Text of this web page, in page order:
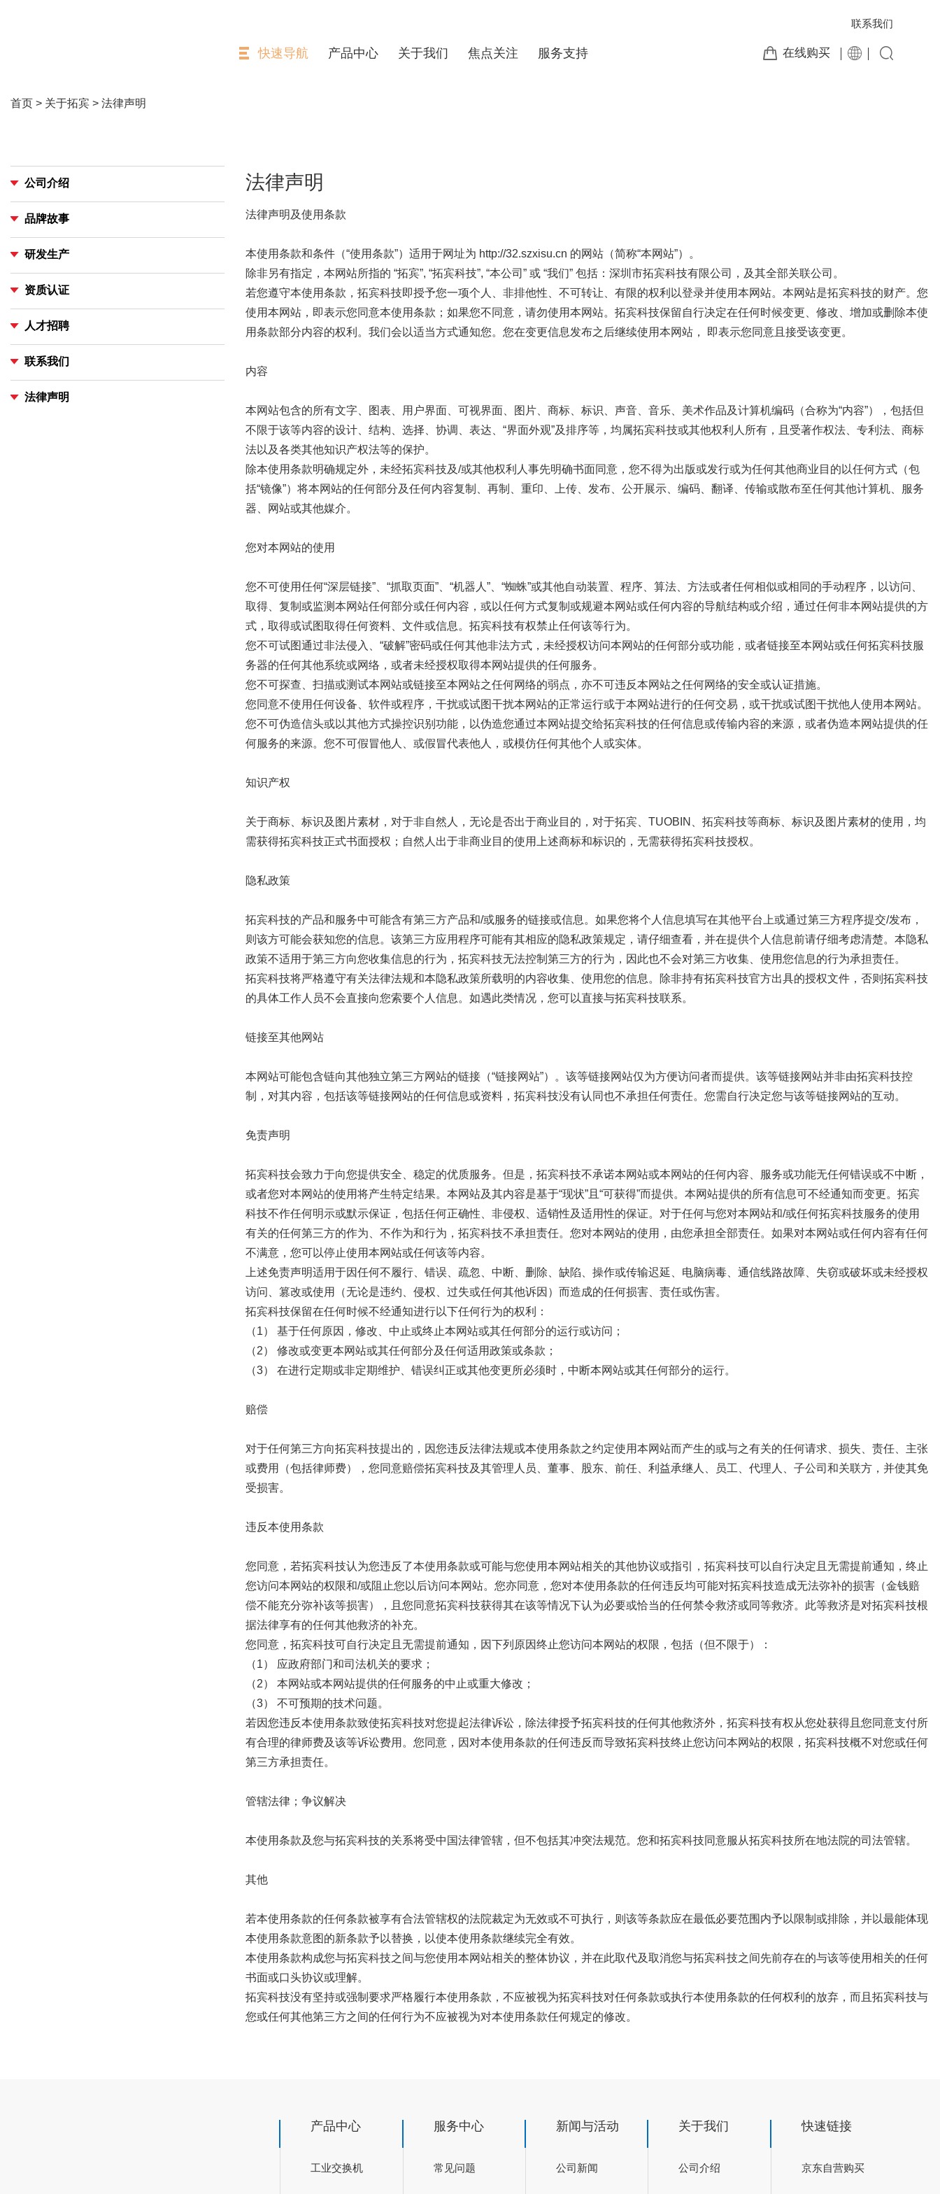
联系我们
快速导航 产品中心 关于我们 焦点关注 服务支持 在线购买
首页 > 关于拓宾 > 法律声明
公司介绍
品牌故事
研发生产
资质认证
人才招聘
联系我们
法律声明
法律声明
法律声明及使用条款
本使用条款和条件（“使用条款”）适用于网址为 http://32.szxisu.cn 的网站（简称“本网站”）。
除非另有指定，本网站所指的 “拓宾”, “拓宾科技”, “本公司” 或 “我们” 包括：深圳市拓宾科技有限公司，及其全部关联公司。
若您遵守本使用条款，拓宾科技即授予您一项个人、非排他性、不可转让、有限的权利以登录并使用本网站。本网站是拓宾科技的财产。您
使用本网站，即表示您同意本使用条款；如果您不同意，请勿使用本网站。拓宾科技保留自行决定在任何时候变更、修改、增加或删除本使
用条款部分内容的权利。我们会以适当方式通知您。您在变更信息发布之后继续使用本网站， 即表示您同意且接受该变更。
内容
本网站包含的所有文字、图表、用户界面、可视界面、图片、商标、标识、声音、音乐、美术作品及计算机编码（合称为“内容”），包括但
不限于该等内容的设计、结构、选择、协调、表达、“界面外观”及排序等，均属拓宾科技或其他权利人所有，且受著作权法、专利法、商标
法以及各类其他知识产权法等的保护。
除本使用条款明确规定外，未经拓宾科技及/或其他权利人事先明确书面同意，您不得为出版或发行或为任何其他商业目的以任何方式（包
括“镜像”）将本网站的任何部分及任何内容复制、再制、重印、上传、发布、公开展示、编码、翻译、传输或散布至任何其他计算机、服务
器、网站或其他媒介。
您对本网站的使用
您不可使用任何“深层链接”、“抓取页面”、“机器人”、“蜘蛛”或其他自动装置、程序、算法、方法或者任何相似或相同的手动程序，以访问、
取得、复制或监测本网站任何部分或任何内容，或以任何方式复制或规避本网站或任何内容的导航结构或介绍，通过任何非本网站提供的方
式，取得或试图取得任何资料、文件或信息。拓宾科技有权禁止任何该等行为。
您不可试图通过非法侵入、“破解”密码或任何其他非法方式，未经授权访问本网站的任何部分或功能，或者链接至本网站或任何拓宾科技服
务器的任何其他系统或网络，或者未经授权取得本网站提供的任何服务。
您不可探查、扫描或测试本网站或链接至本网站之任何网络的弱点，亦不可违反本网站之任何网络的安全或认证措施。
您同意不使用任何设备、软件或程序，干扰或试图干扰本网站的正常运行或于本网站进行的任何交易，或干扰或试图干扰他人使用本网站。
您不可伪造信头或以其他方式操控识别功能，以伪造您通过本网站提交给拓宾科技的任何信息或传输内容的来源，或者伪造本网站提供的任
何服务的来源。您不可假冒他人、或假冒代表他人，或模仿任何其他个人或实体。
知识产权
关于商标、标识及图片素材，对于非自然人，无论是否出于商业目的，对于拓宾、TUOBIN、拓宾科技等商标、标识及图片素材的使用，均
需获得拓宾科技正式书面授权；自然人出于非商业目的使用上述商标和标识的，无需获得拓宾科技授权。
隐私政策
拓宾科技的产品和服务中可能含有第三方产品和/或服务的链接或信息。如果您将个人信息填写在其他平台上或通过第三方程序提交/发布，
则该方可能会获知您的信息。该第三方应用程序可能有其相应的隐私政策规定，请仔细查看，并在提供个人信息前请仔细考虑清楚。本隐私
政策不适用于第三方向您收集信息的行为，拓宾科技无法控制第三方的行为，因此也不会对第三方收集、使用您信息的行为承担责任。
拓宾科技将严格遵守有关法律法规和本隐私政策所载明的内容收集、使用您的信息。除非持有拓宾科技官方出具的授权文件，否则拓宾科技
的具体工作人员不会直接向您索要个人信息。如遇此类情况，您可以直接与拓宾科技联系。
链接至其他网站
本网站可能包含链向其他独立第三方网站的链接（“链接网站”）。该等链接网站仅为方便访问者而提供。该等链接网站并非由拓宾科技控
制，对其内容，包括该等链接网站的任何信息或资料，拓宾科技没有认同也不承担任何责任。您需自行决定您与该等链接网站的互动。
免责声明
拓宾科技会致力于向您提供安全、稳定的优质服务。但是，拓宾科技不承诺本网站或本网站的任何内容、服务或功能无任何错误或不中断，
或者您对本网站的使用将产生特定结果。本网站及其内容是基于“现状”且“可获得”而提供。本网站提供的所有信息可不经通知而变更。拓宾
科技不作任何明示或默示保证，包括任何正确性、非侵权、适销性及适用性的保证。对于任何与您对本网站和/或任何拓宾科技服务的使用
有关的任何第三方的作为、不作为和行为，拓宾科技不承担责任。您对本网站的使用，由您承担全部责任。如果对本网站或任何内容有任何
不满意，您可以停止使用本网站或任何该等内容。
上述免责声明适用于因任何不履行、错误、疏忽、中断、删除、缺陷、操作或传输迟延、电脑病毒、通信线路故障、失窃或破坏或未经授权
访问、篡改或使用（无论是违约、侵权、过失或任何其他诉因）而造成的任何损害、责任或伤害。
拓宾科技保留在任何时候不经通知进行以下任何行为的权利：
（1） 基于任何原因，修改、中止或终止本网站或其任何部分的运行或访问；
（2） 修改或变更本网站或其任何部分及任何适用政策或条款；
（3） 在进行定期或非定期维护、错误纠正或其他变更所必须时，中断本网站或其任何部分的运行。
赔偿
对于任何第三方向拓宾科技提出的，因您违反法律法规或本使用条款之约定使用本网站而产生的或与之有关的任何请求、损失、责任、主张
或费用（包括律师费），您同意赔偿拓宾科技及其管理人员、董事、股东、前任、利益承继人、员工、代理人、子公司和关联方，并使其免
受损害。
违反本使用条款
您同意，若拓宾科技认为您违反了本使用条款或可能与您使用本网站相关的其他协议或指引，拓宾科技可以自行决定且无需提前通知，终止
您访问本网站的权限和/或阻止您以后访问本网站。您亦同意，您对本使用条款的任何违反均可能对拓宾科技造成无法弥补的损害（金钱赔
偿不能充分弥补该等损害），且您同意拓宾科技获得其在该等情况下认为必要或恰当的任何禁令救济或同等救济。此等救济是对拓宾科技根
据法律享有的任何其他救济的补充。
您同意，拓宾科技可自行决定且无需提前通知，因下列原因终止您访问本网站的权限，包括（但不限于）：
（1） 应政府部门和司法机关的要求；
（2） 本网站或本网站提供的任何服务的中止或重大修改；
（3） 不可预期的技术问题。
若因您违反本使用条款致使拓宾科技对您提起法律诉讼，除法律授予拓宾科技的任何其他救济外，拓宾科技有权从您处获得且您同意支付所
有合理的律师费及该等诉讼费用。您同意，因对本使用条款的任何违反而导致拓宾科技终止您访问本网站的权限，拓宾科技概不对您或任何
第三方承担责任。
管辖法律；争议解决
本使用条款及您与拓宾科技的关系将受中国法律管辖，但不包括其冲突法规范。您和拓宾科技同意服从拓宾科技所在地法院的司法管辖。
其他
若本使用条款的任何条款被享有合法管辖权的法院裁定为无效或不可执行，则该等条款应在最低必要范围内予以限制或排除，并以最能体现
本使用条款意图的新条款予以替换，以使本使用条款继续完全有效。
本使用条款构成您与拓宾科技之间与您使用本网站相关的整体协议，并在此取代及取消您与拓宾科技之间先前存在的与该等使用相关的任何
书面或口头协议或理解。
拓宾科技没有坚持或强制要求严格履行本使用条款，不应被视为拓宾科技对任何条款或执行本使用条款的任何权利的放弃，而且拓宾科技与
您或任何其他第三方之间的任何行为不应被视为对本使用条款任何规定的修改。
产品中心
工业交换机
服务中心
常见问题
新闻与活动
公司新闻
关于我们
公司介绍
快速链接
京东自营购买